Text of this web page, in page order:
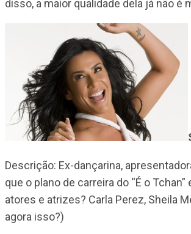
disso, a maior qualidade dela já não é
Descrição: Ex-dançarina,
que o plano de carreira do “É o
atores e atrizes? Carla Perez, Sheila
agora isso?)